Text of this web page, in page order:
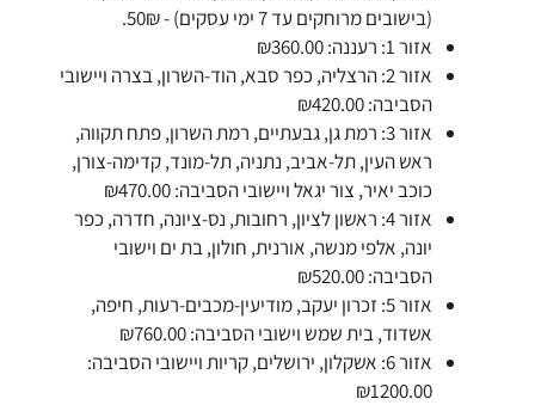
(בישובים מרוחקים עד 7 ימי עסקים) - 50₪.
אזור 1: רעננה: ₪360.00
אזור 2: הרצליה, כפר סבא, הוד-השרון, בצרה ויישובי
הסביבה: ₪420.00
אזור 3: רמת גן, גבעתיים, רמת השרון, פתח תקווה,
ראש העין, תל-אביב, נתניה, תל-מונד, קדימה-צורן,
כוכב יאיר, צור יגאל ויישובי הסביבה: ₪470.00
אזור 4: ראשון לציון, רחובות, נס-ציונה, חדרה, כפר
יונה, אלפי מנשה, אורנית, חולון, בת ים וישובי
הסביבה: ₪520.00
אזור 5: זכרון יעקב, מודיעין-מכבים-רעות, חיפה,
אשדוד, בית שמש וישובי הסביבה: ₪760.00
אזור 6: אשקלון, ירושלים, קריות ויישובי הסביבה:
₪1200.00